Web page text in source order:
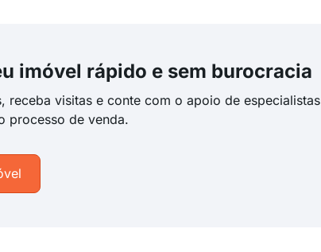
imóvel rápido e sem burocracia
receba visitas e conte com o apoio de especialistas
processo de venda.